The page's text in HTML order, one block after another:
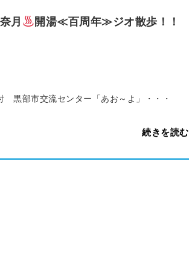
月 開湯≪百周年≫ジオ散歩！！
黒部市交流センター「あお～よ」・・・
続きを読む